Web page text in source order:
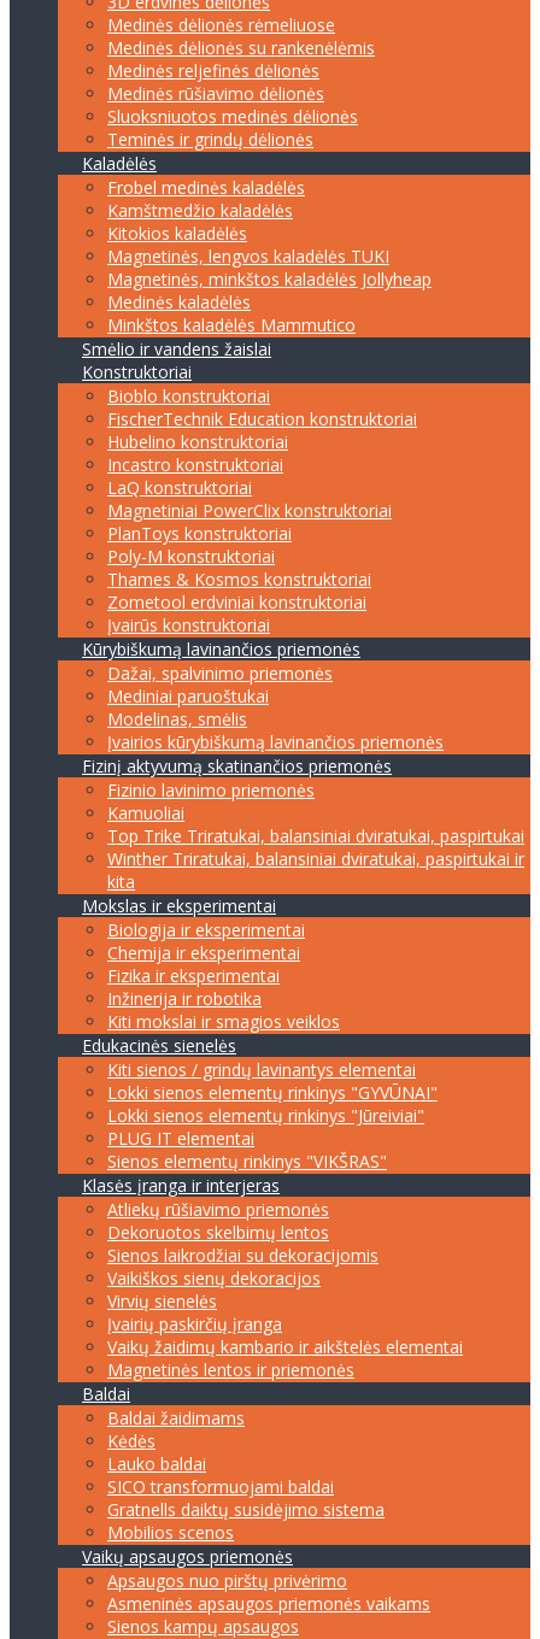
Medinės dėlionės rėmeliuose
Medinės dėlionės su rankenėlėmis
Medinės reljefinės dėlionės
Medinės rūšiavimo dėlionės
Sluoksniuotos medinės dėlionės
Teminės ir grindų dėlionės
Kaladėlės
Frobel medinės kaladėlės
Kamštmedžio kaladėlės
Kitokios kaladėlės
Magnetinės, lengvos kaladėlės TUKI
Magnetinės, minkštos kaladėlės Jollyheap
Medinės kaladėlės
Minkštos kaladėlės Mammutico
Smėlio ir vandens žaislai
Konstruktoriai
Bioblo konstruktoriai
FischerTechnik Education konstruktoriai
Hubelino konstruktoriai
Incastro konstruktoriai
LaQ konstruktoriai
Magnetiniai PowerClix konstruktoriai
PlanToys konstruktoriai
Poly-M konstruktoriai
Thames & Kosmos konstruktoriai
Zometool erdviniai konstruktoriai
Įvairūs konstruktoriai
Kūrybiškumą lavinančios priemonės
Dažai, spalvinimo priemonės
Mediniai paruoštukai
Modelinas, smėlis
Įvairios kūrybiškumą lavinančios priemonės
Fizinį aktyvumą skatinančios priemonės
Fizinio lavinimo priemonės
Kamuoliai
Top Trike Triratukai, balansiniai dviratukai, paspirtukai
Winther Triratukai, balansiniai dviratukai, paspirtukai ir
kita
Mokslas ir eksperimentai
Biologija ir eksperimentai
Chemija ir eksperimentai
Fizika ir eksperimentai
Inžinerija ir robotika
Kiti mokslai ir smagios veiklos
Edukacinės sienelės
Kiti sienos / grindų lavinantys elementai
Lokki sienos elementų rinkinys "GYVŪNAI"
Lokki sienos elementų rinkinys "Jūreiviai"
PLUG IT elementai
Sienos elementų rinkinys "VIKŠRAS"
Klasės įranga ir interjeras
Atliekų rūšiavimo priemonės
Dekoruotos skelbimų lentos
Sienos laikrodžiai su dekoracijomis
Vaikiškos sienų dekoracijos
Virvių sienelės
Įvairių paskirčių įranga
Vaikų žaidimų kambario ir aikštelės elementai
Magnetinės lentos ir priemonės
Baldai
Baldai žaidimams
Kėdės
Lauko baldai
SICO transformuojami baldai
Gratnells daiktų susidėjimo sistema
Mobilios scenos
Vaikų apsaugos priemonės
Apsaugos nuo pirštų privėrimo
Asmeninės apsaugos priemonės vaikams
Sienos kampų apsaugos